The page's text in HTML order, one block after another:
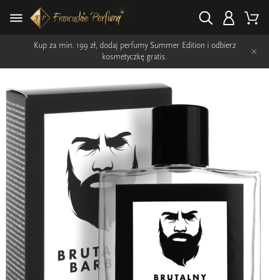
Kup za min. 199 zł, dodaj perfumy Summer Edition i odbierz
kosmetyczkę gratis.
×